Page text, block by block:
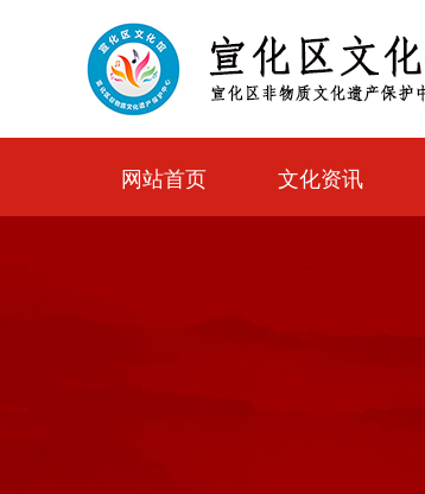
网站首页 文化资讯